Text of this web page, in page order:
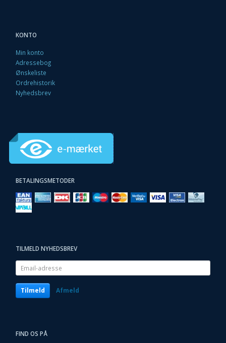
KONTO
Min konto
Adressebog
Ønskeliste
Ordrehistorik
Nyhedsbrev
BETALINGSMETODER
TILMELD NYHEDSBREV
Email-
adresse
Tilmeld Afmeld
FIND OS PÅ